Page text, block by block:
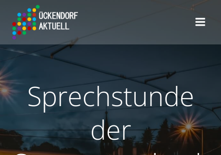
Sprechstunde
der